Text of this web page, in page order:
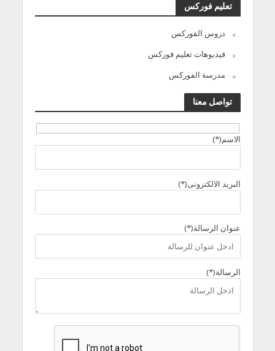
تعليم فوركس
دروس الفوركس
فيديوهات تعليم فوركس
مدرسة الفوركس
تواصل معنا
الاسم(*)
البريد الالكترونى(*)
عنوان الرسالة(*)
الرسالة(*)